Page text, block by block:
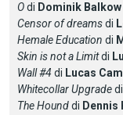
Odi Dominik Balkow
Censor of dreamsdi
Hemale Educationdi
Skin is not a Limitdi
Wall #4di Lucas
Whitecollar Upgradedi
The Hounddi Dennis